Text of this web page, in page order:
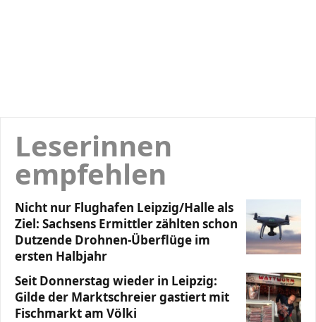
Leserinnen
empfehlen
Nicht nur Flughafen Leipzig/Halle als
Ziel: Sachsens Ermittler zählten schon
Dutzende Drohnen-Überflüge im
ersten Halbjahr
Seit Donnerstag wieder in Leipzig:
Gilde der Marktschreier gastiert mit
Fischmarkt am Völki